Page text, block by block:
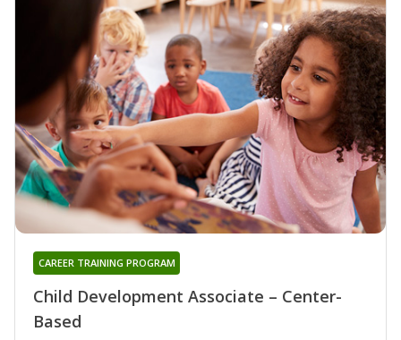
Child Development Associate – Center-
Based
CAREER TRAINING PROGRAM